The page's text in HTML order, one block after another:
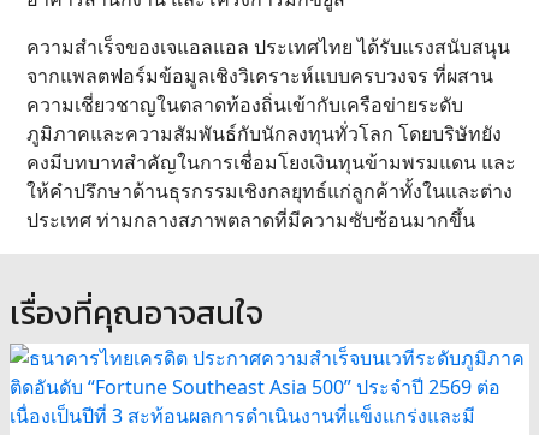
ความสำเร็จของเจแอลแอล ประเทศไทย ได้รับแรงสนับสนุน
จากแพลตฟอร์มข้อมูลเชิงวิเคราะห์แบบครบวงจร ที่ผสาน
ความเชี่ยวชาญในตลาดท้องถิ่นเข้ากับเครือข่ายระดับ
ภูมิภาคและความสัมพันธ์กับนักลงทุนทั่วโลก โดยบริษัทยัง
คงมีบทบาทสำคัญในการเชื่อมโยงเงินทุนข้ามพรมแดน และ
ให้คำปรึกษาด้านธุรกรรมเชิงกลยุทธ์แก่ลูกค้าทั้งในและต่าง
ประเทศ ท่ามกลางสภาพตลาดที่มีความซับซ้อนมากขึ้น
เรื่องที่คุณอาจสนใจ